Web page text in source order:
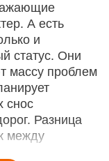
А есть
и
статус. Они
массу проблем
снос
Разница
между